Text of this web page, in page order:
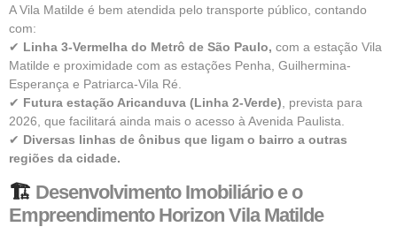
A Vila Matilde é bem atendida pelo transporte público, contando
com:
✔ Linha 3-Vermelha do Metrô de São Paulo, com a estação Vila
Matilde e proximidade com as estações Penha, Guilhermina-
Esperança e Patriarca-Vila Ré.
✔ Futura estação Aricanduva (Linha 2-Verde), prevista para
2026, que facilitará ainda mais o acesso à Avenida Paulista.
✔ Diversas linhas de ônibus que ligam o bairro a outras
regiões da cidade.
🏗 Desenvolvimento Imobiliário e o
Empreendimento Horizon Vila Matilde